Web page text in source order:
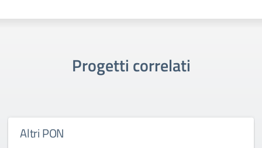
Progetti correlati
Altri PON